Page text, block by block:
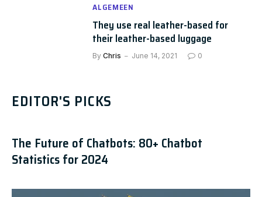
ALGEMEEN
They use real leather-based for
their leather-based luggage
By Chris June 14, 2021 0
EDITOR'S PICKS
The Future of Chatbots: 80+ Chatbot
Statistics for 2024